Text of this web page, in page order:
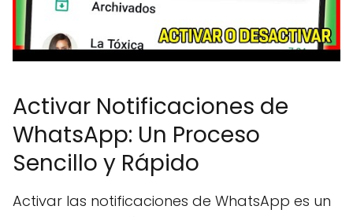
Activar Notificaciones de
WhatsApp: Un Proceso
Sencillo y Rápido
Activar las notificaciones de WhatsApp es un